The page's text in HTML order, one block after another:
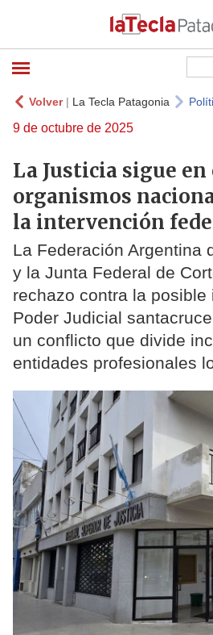
Volver| La Tecla Patagonia
9 de octubre de 2025
La Justicia sigue en
organismos
la intervención
La Federación Argentina
y la Junta Federal de
rechazo contra la posible
Poder Judicial
un conflicto que divide
entidades profesionales